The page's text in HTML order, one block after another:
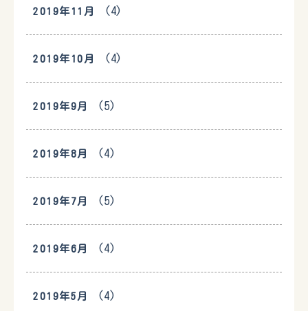
2019年11月 (4)
2019年10月 (4)
2019年9月 (5)
2019年8月 (4)
2019年7月 (5)
2019年6月 (4)
2019年5月 (4)